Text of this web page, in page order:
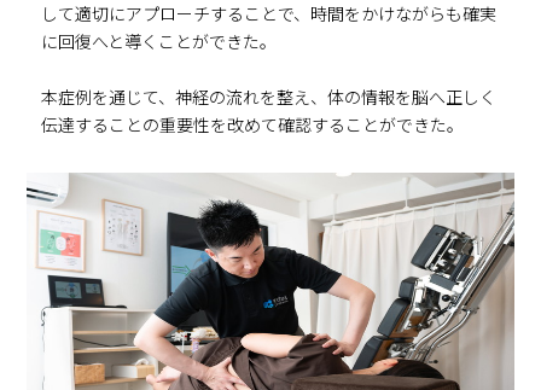
して適切にアプローチすることで、時間をかけながらも確実
に回復へと導くことができた。
本症例を通じて、神経の流れを整え、体の情報を脳へ正しく
伝達することの重要性を改めて確認することができた。